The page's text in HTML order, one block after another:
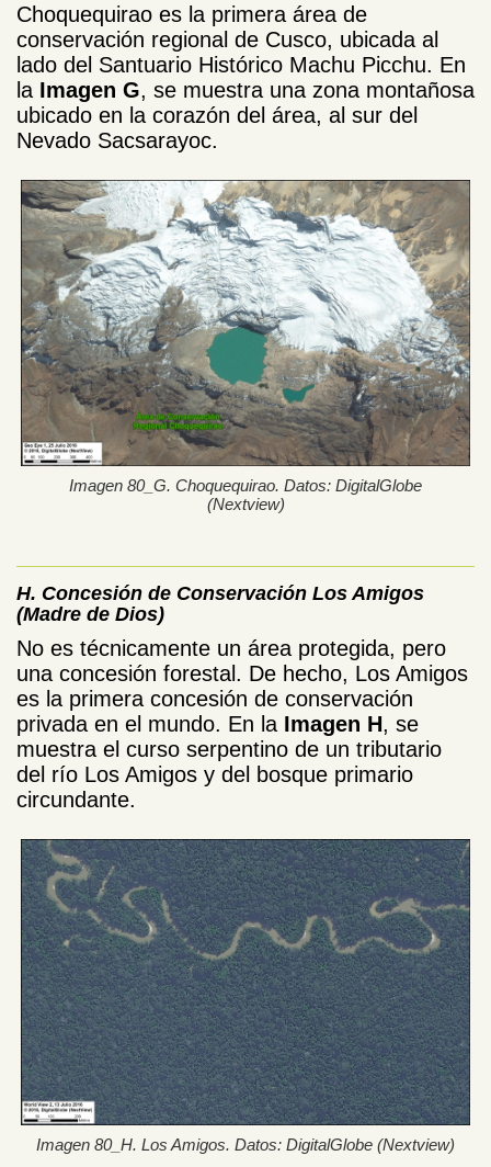
Choquequirao es la primera área de
conservación regional de Cusco, ubicada al
lado del Santuario Histórico Machu Picchu. En
la Imagen G, se muestra una zona montañosa
ubicado en la corazón del área, al sur del
Nevado Sacsarayoc.
Imagen 80_G. Choquequirao. Datos: DigitalGlobe
(Nextview)
H. Concesión de Conservación Los Amigos
(Madre de Dios)
No es técnicamente un área protegida, pero
una concesión forestal. De hecho, Los Amigos
es la primera concesión de conservación
privada en el mundo. En la Imagen H, se
muestra el curso serpentino de un tributario
del río Los Amigos y del bosque primario
circundante.
Imagen 80_H. Los Amigos. Datos: DigitalGlobe (Nextview)